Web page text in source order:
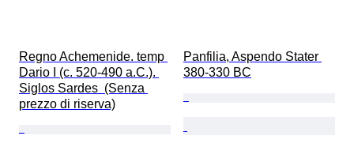
Regno Achemenide. temp
Dario I (c. 520-490 a.C.).
Siglos Sardes  (Senza
prezzo di riserva)
Panfilia, Aspendo Stater
380-330 BC